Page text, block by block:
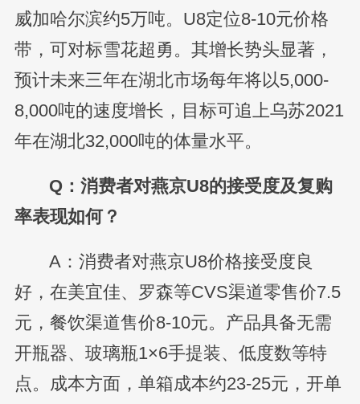
威加哈尔滨约5万吨。U8定位8-10元价格
带，可对标雪花超勇。其增长势头显著，
预计未来三年在湖北市场每年将以5,000-
8,000吨的速度增长，目标可追上乌苏2021
年在湖北32,000吨的体量水平。
Q：消费者对燕京U8的接受度及复购
率表现如何？
A：消费者对燕京U8价格接受度良
好，在美宜佳、罗森等CVS渠道零售价7.5
元，餐饮渠道售价8-10元。产品具备无需
开瓶器、玻璃瓶1×6手提装、低度数等特
点。成本方面，单箱成本约23-25元，开单